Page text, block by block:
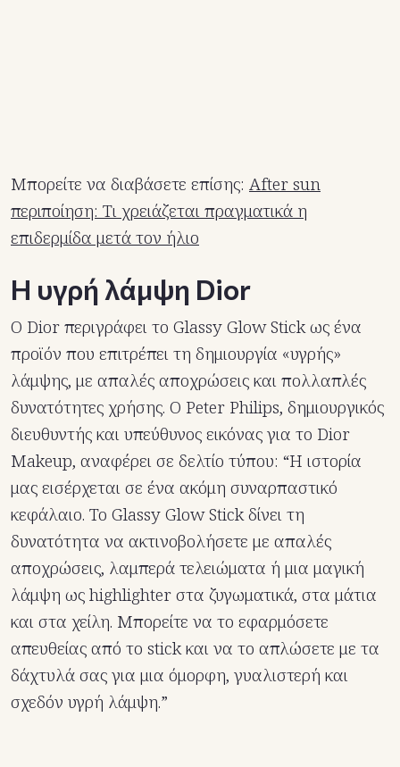
Μπορείτε να διαβάσετε επίσης: After sun
περιποίηση: Τι χρειάζεται πραγματικά η
επιδερμίδα μετά τον ήλιο
Η υγρή λάμψη Dior
Ο Dior περιγράφει το Glassy Glow Stick ως ένα
προϊόν που επιτρέπει τη δημιουργία «υγρής»
λάμψης, με απαλές αποχρώσεις και πολλαπλές
δυνατότητες χρήσης. Ο Peter Philips, δημιουργικός
διευθυντής και υπεύθυνος εικόνας για το Dior
Makeup, αναφέρει σε δελτίο τύπου: “Η ιστορία
μας εισέρχεται σε ένα ακόμη συναρπαστικό
κεφάλαιο. Το Glassy Glow Stick δίνει τη
δυνατότητα να ακτινοβολήσετε με απαλές
αποχρώσεις, λαμπερά τελειώματα ή μια μαγική
λάμψη ως highlighter στα ζυγωματικά, στα μάτια
και στα χείλη. Μπορείτε να το εφαρμόσετε
απευθείας από το stick και να το απλώσετε με τα
δάχτυλά σας για μια όμορφη, γυαλιστερή και
σχεδόν υγρή λάμψη.”